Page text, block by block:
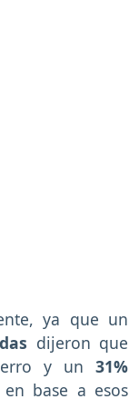
ya que un
dijeron que
y un 31%
en base a esos